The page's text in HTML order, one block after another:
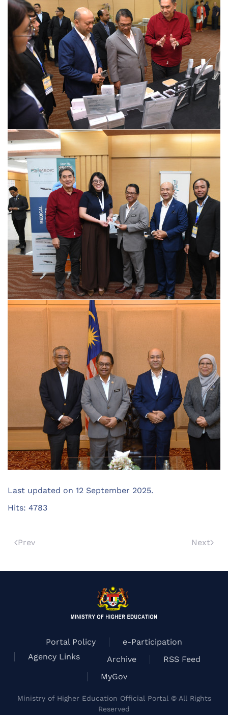
Last updated on 12 September 2025.
Hits: 4783
Prev Next
Portal Policy
e-Participation
Agency Links
Archive
RSS Feed
MyGov
Ministry of Higher Education Official Portal © All Rights
Reserved